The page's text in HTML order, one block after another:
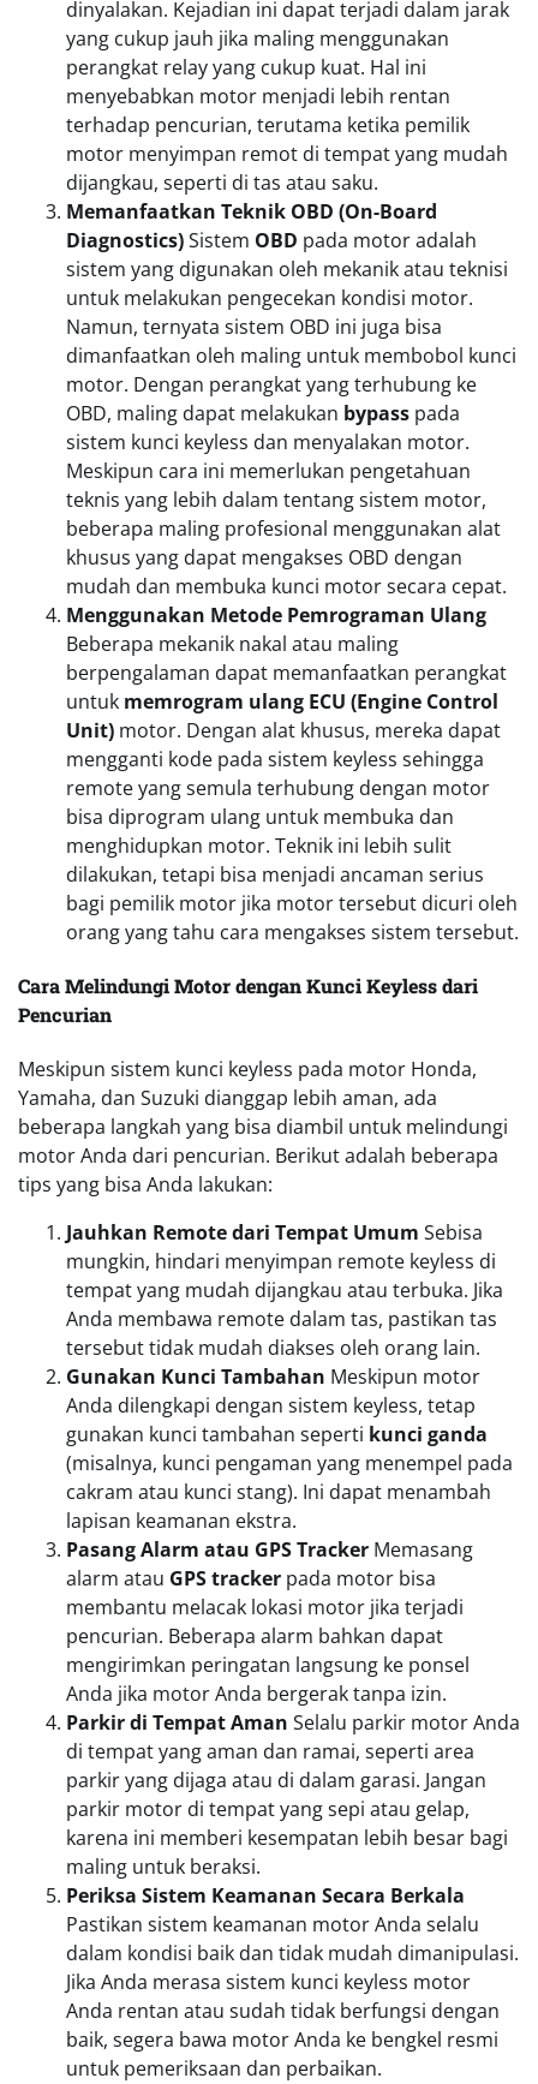
dinyalakan. Kejadian ini dapat terjadi dalam jarak
yang cukup jauh jika maling menggunakan
perangkat relay yang cukup kuat. Hal ini
menyebabkan motor menjadi lebih rentan
terhadap pencurian, terutama ketika pemilik
motor menyimpan remot di tempat yang mudah
dijangkau, seperti di tas atau saku.
Memanfaatkan Teknik OBD (On-Board
Diagnostics)Sistem OBD pada motor adalah
sistem yang digunakan oleh mekanik atau teknisi
untuk melakukan pengecekan kondisi motor.
Namun, ternyata sistem OBD ini juga bisa
dimanfaatkan oleh maling untuk membobol kunci
motor. Dengan perangkat yang terhubung ke
OBD, maling dapat melakukan bypass pada
sistem kunci keyless dan menyalakan motor.
Meskipun cara ini memerlukan pengetahuan
teknis yang lebih dalam tentang sistem motor,
beberapa maling profesional menggunakan alat
khusus yang dapat mengakses OBD dengan
mudah dan membuka kunci motor secara cepat.
Menggunakan Metode Pemrograman Ulang
Beberapa mekanik nakal atau maling
berpengalaman dapat memanfaatkan perangkat
untuk memrogram ulang ECU (Engine Control
Unit) motor. Dengan alat khusus, mereka dapat
mengganti kode pada sistem keyless sehingga
remote yang semula terhubung dengan motor
bisa diprogram ulang untuk membuka dan
menghidupkan motor. Teknik ini lebih sulit
dilakukan, tetapi bisa menjadi ancaman serius
bagi pemilik motor jika motor tersebut dicuri oleh
orang yang tahu cara mengakses sistem tersebut.
Cara Melindungi Motor dengan Kunci Keyless dari
Pencurian
Meskipun sistem kunci keyless pada motor Honda,
Yamaha, dan Suzuki dianggap lebih aman, ada
beberapa langkah yang bisa diambil untuk melindungi
motor Anda dari pencurian. Berikut adalah beberapa
tips yang bisa Anda lakukan:
Jauhkan Remote dari Tempat Umum Sebisa
mungkin, hindari menyimpan remote keyless di
tempat yang mudah dijangkau atau terbuka. Jika
Anda membawa remote dalam tas, pastikan tas
tersebut tidak mudah diakses oleh orang lain.
Gunakan Kunci Tambahan Meskipun motor
Anda dilengkapi dengan sistem keyless, tetap
gunakan kunci tambahan seperti kunci ganda
(misalnya, kunci pengaman yang menempel pada
cakram atau kunci stang). Ini dapat menambah
lapisan keamanan ekstra.
Pasang Alarm atau GPS Tracker Memasang
alarm atau GPS tracker pada motor bisa
membantu melacak lokasi motor jika terjadi
pencurian. Beberapa alarm bahkan dapat
mengirimkan peringatan langsung ke ponsel
Anda jika motor Anda bergerak tanpa izin.
Parkir di Tempat Aman Selalu parkir motor Anda
di tempat yang aman dan ramai, seperti area
parkir yang dijaga atau di dalam garasi. Jangan
parkir motor di tempat yang sepi atau gelap,
karena ini memberi kesempatan lebih besar bagi
maling untuk beraksi.
Periksa Sistem Keamanan Secara Berkala
Pastikan sistem keamanan motor Anda selalu
dalam kondisi baik dan tidak mudah dimanipulasi.
Jika Anda merasa sistem kunci keyless motor
Anda rentan atau sudah tidak berfungsi dengan
baik, segera bawa motor Anda ke bengkel resmi
untuk pemeriksaan dan perbaikan.